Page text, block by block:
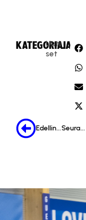
KATEGORIA:
Uuti
set
JAA:
Edellinen Seuraava